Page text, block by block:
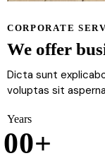
CORPORATE
We offer
Dicta sunt
voluptas sit
Years
00+